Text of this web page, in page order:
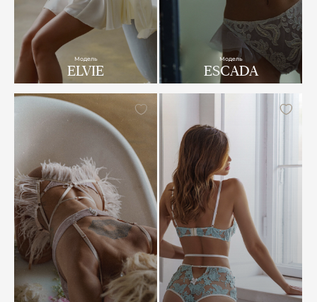
Модель
ELVIE
Модель
ESCADA